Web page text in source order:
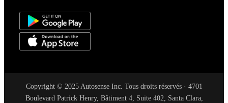
Copyright © 2025 Autosense Inc. Tous droits réservés · 4701
Boulevard Patrick Henry, Bâtiment 4, Suite 402, Santa Clara,